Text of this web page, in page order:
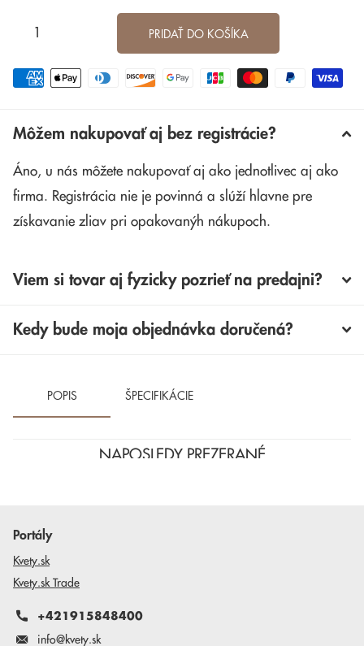
PRIDAŤ DO KOŠÍKA
Môžem nakupovať aj bez registrácie?
Áno, u nás môžete nakupovať aj ako jednotlivec aj ako
firma. Registrácia nie je povinná a slúží hlavne pre
získavanie zliav pri opakovanýh nákupoch.
Viem si tovar aj fyzicky pozrieť na predajni?
Kedy bude moja objednávka doručená?
POPIS ŠPECIFIKÁCIE
NAPOSLEDY PREZERANÉ
Portály
Kvety.sk
Kvety.sk Trade
+421915848400
info@kvety.sk